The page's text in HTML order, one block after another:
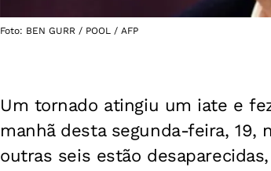
Foto: BEN GURR / POOL / AFP
Um tornado atingiu um iate e
manhã desta segunda-feira, 19,
outras seis estão